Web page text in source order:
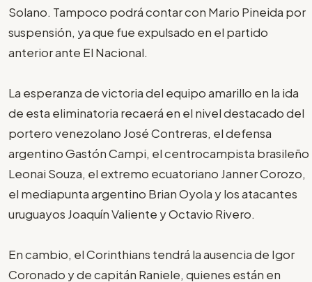
Solano. Tampoco podrá contar con Mario Pineida por
suspensión, ya que fue expulsado en el partido
anterior ante El Nacional.
La esperanza de victoria del equipo amarillo en la ida
de esta eliminatoria recaerá en el nivel destacado del
portero venezolano José Contreras, el defensa
argentino Gastón Campi, el centrocampista brasileño
Leonai Souza, el extremo ecuatoriano Janner Corozo,
el mediapunta argentino Brian Oyola y los atacantes
uruguayos Joaquín Valiente y Octavio Rivero.
En cambio, el Corinthians tendrá la ausencia de Igor
Coronado y de capitán Raniele, quienes están en